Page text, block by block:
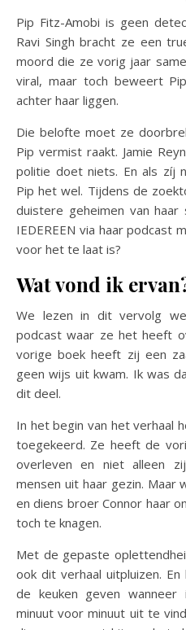
Pip Fitz-Amobi is geen
Ravi Singh bracht ze een
moord die ze vorig jaar
viral, maar toch beweert
achter haar liggen.
Die belofte moet ze
Pip vermist raakt. Jamie
politie doet niets. En als zíj
Pip het wel. Tijdens de
duistere geheimen van
IEDEREEN via haar podcast
voor het te laat is?
Wat vond ik
We lezen in dit vervolg
podcast waar ze het heeft
vorige boek heeft zij een
geen wijs uit kwam. Ik was
dit deel.
In het begin van het verhaal
toegekeerd. Ze heeft de
overleven en niet alleen
mensen uit haar gezin. Maar
en diens broer Connor haar
toch te knagen.
Met de gepaste
ook dit verhaal uitpluizen.
de keuken geven
minuut voor minuut uit te